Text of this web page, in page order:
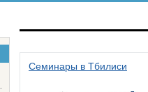
Семинары в Тбилиси